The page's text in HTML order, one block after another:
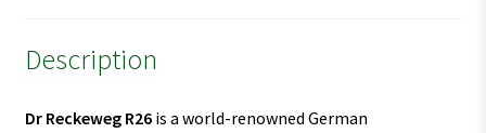
Description
Dr Reckeweg R26is a world-renowned German